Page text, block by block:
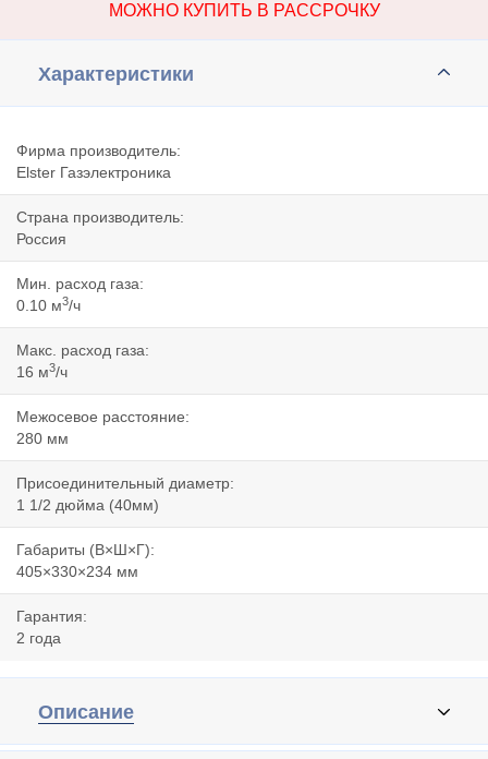
МОЖНО КУПИТЬ В РАССРОЧКУ
Характеристики
Фирма производитель:
Elster Газэлектроника
Страна производитель:
Россия
Мин. расход газа:
0.10 м3/ч
Макс. расход газа:
16 м3/ч
Межосевое расстояние:
280 мм
Присоединительный диаметр:
1 1/2 дюйма (40мм)
Габариты (В×Ш×Г):
405×330×234 мм
Гарантия:
2 года
Описание